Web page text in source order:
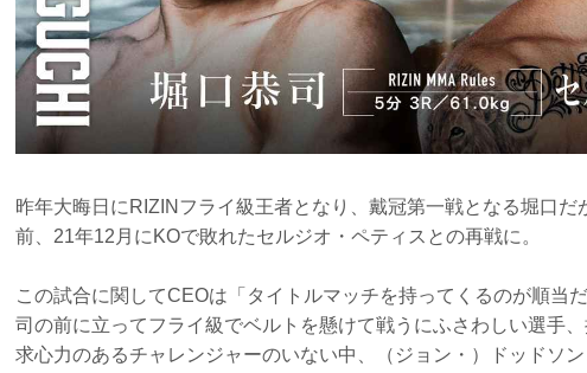
昨年大晦日にRIZINフライ級王者となり、戴冠第一戦となる堀口だ
前、21年12月にKOで敗れたセルジオ・ペティスとの再戦に。
この試合に関してCEOは「タイトルマッチを持ってくるのが順当
司の前に立ってフライ級でベルトを懸けて戦うにふさわしい選手
求心力のあるチャレンジャーのいない中、（ジョン・）ドッドソ